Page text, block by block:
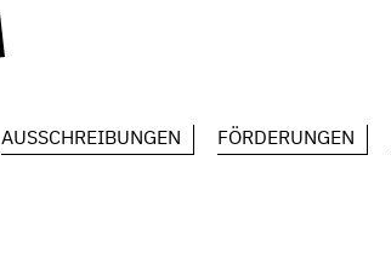
AUSSCHREIBUNGEN FÖRDERUNGEN